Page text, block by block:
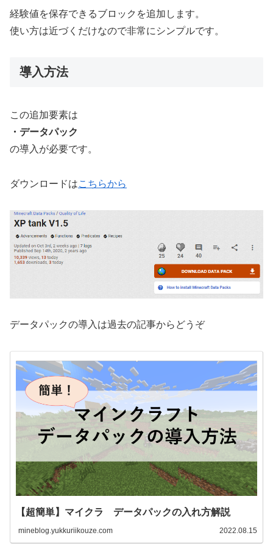
経験値を保存できるブロックを追加します。
使い方は近づくだけなので非常にシンプルです。
導入方法
この追加要素は
・データパック
の導入が必要です。
ダウンロードはこちらから
データパックの導入は過去の記事からどうぞ
【超簡単】マイクラ データパックの入れ方解説
mineblog.yukkuriikouze.com 2022.08.15